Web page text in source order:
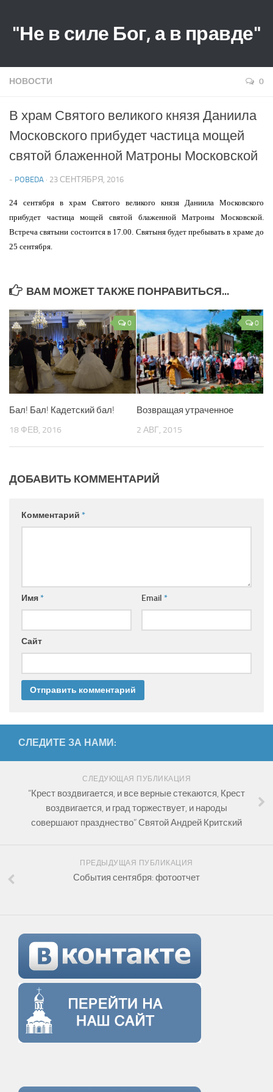
"Не в силе Бог, а в правде"
НОВОСТИ 0
В храм Святого великого князя Даниила
Московского прибудет частица мощей
святой блаженной Матроны Московской
- POBEDA · 23 СЕНТЯБРЯ, 2016
24 сентября в храм Святого великого князя Даниила Московского
прибудет частица мощей святой блаженной Матроны Московской.
Встреча святыни состоится в 17.00. Святыня будет пребывать в храме до
25 сентября.
ВАМ МОЖЕТ ТАКЖЕ ПОНРАВИТЬСЯ...
0
Бал! Бал! Кадетский бал!
18 ФЕВ, 2016
0
Возвращая утраченное
2 АВГ, 2015
ДОБАВИТЬ КОММЕНТАРИЙ
Комментарий *
Имя* Email *
Сайт
СЛЕДИТЕ ЗА НАМИ:
СЛЕДУЮЩАЯ ПУБЛИКАЦИЯ
“Крест воздвигается, и все верные стекаются, Крест
воздвигается, и град торжествует, и народы
совершают празднество” Святой Андрей Критский
ПРЕДЫДУЩАЯ ПУБЛИКАЦИЯ
События сентября: фотоотчет